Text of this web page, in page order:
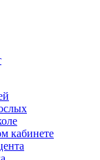
кабинете